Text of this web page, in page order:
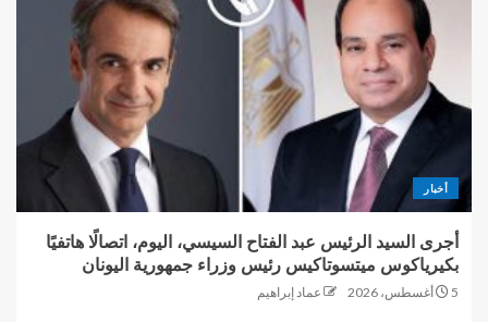
أخبار
أجرى السيد الرئيس عبد الفتاح السيسي، اليوم، اتصالًا هاتفيًا
بكيرياكوس ميتسوتاكيس رئيس وزراء جمهورية اليونان
5 أغسطس، 2026 عماد إبراهيم